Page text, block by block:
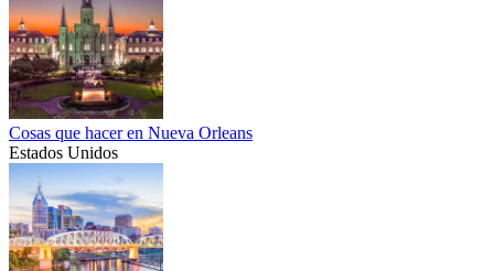
Cosas que hacer en Nueva Orleans
Estados Unidos